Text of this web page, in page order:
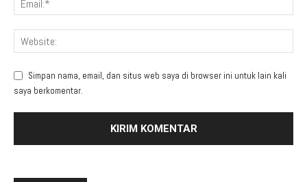
Simpan nama, email, dan situs web saya di browser ini untuk lain kali
saya berkomentar.